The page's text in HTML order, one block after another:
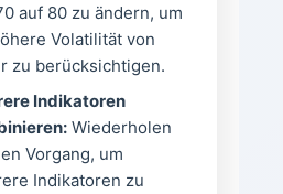
auf 80 zu ändern, um
Volatilität von
zu berücksichtigen.
Indikatoren
Wiederholen
Vorgang, um
Indikatoren zu